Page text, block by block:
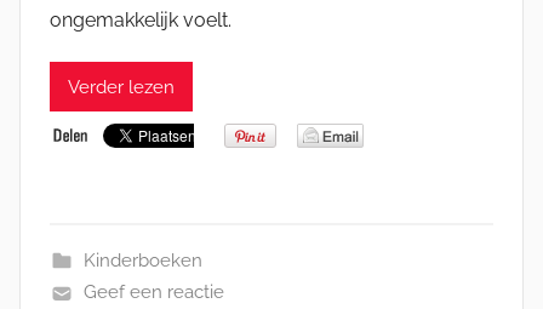
ongemakkelijk voelt.
Verder lezen
Kinderboeken
Geef een reactie